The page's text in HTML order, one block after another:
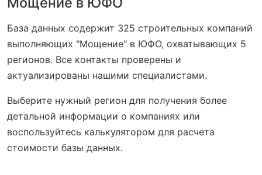
База данных содержит 325 строительных компаний
выполняющих "Мощение" в ЮФО, охватывающих 5
регионов. Все контакты проверены и
актуализированы нашими специалистами.
Выберите нужный регион для получения более
детальной информации о компаниях или
воспользуйтесь калькулятором для расчета
стоимости базы данных.